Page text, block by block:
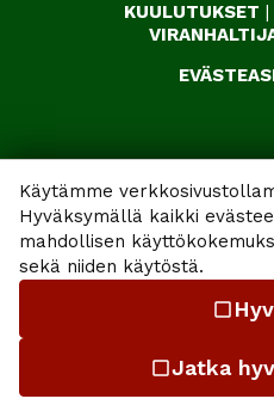
Käytämme
Hyväksymällä kaikki
mahdollisen
sekä niiden käytöstä.
check_box_outline_blank
check_box_outline_blankJatka
KUULUTUKSET |